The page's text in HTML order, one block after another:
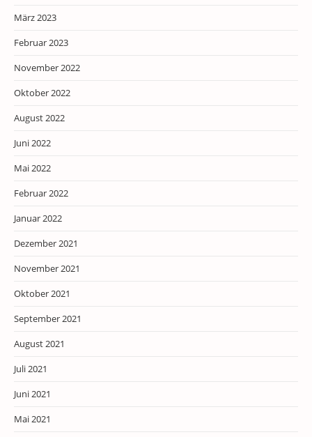
März 2023
Februar 2023
November 2022
Oktober 2022
August 2022
Juni 2022
Mai 2022
Februar 2022
Januar 2022
Dezember 2021
November 2021
Oktober 2021
September 2021
August 2021
Juli 2021
Juni 2021
Mai 2021